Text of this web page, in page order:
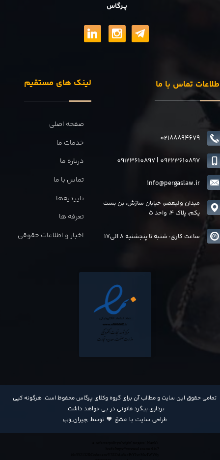
​تمامی حقوق این سایت و مطالب آن برای گروه وکلای پرگاس محفوظ است. هرگونه کپی
برداری پیگرد قانونی در پی خواهد داشت​​​​​​​.
طراحی سایت با عشق 🧡 توسط جیران وب
پــرگاس
لینک های مستقیم
صفحه اصلی
خدمات ما
درباره ما
تماس با ما
تاییدیه‌ها
تعرفه ها
اخبار و اطلاعات حقوقی
تماس با ما
02188894679
info@pergaslaw.ir
09123610897| 09223610897
میدان ولیعصر، خیابان سازش، بن بست
یکم، پلاک 4، واحد 5
ساعت کاری: شنبه تا پنجشنبه 8 الی17